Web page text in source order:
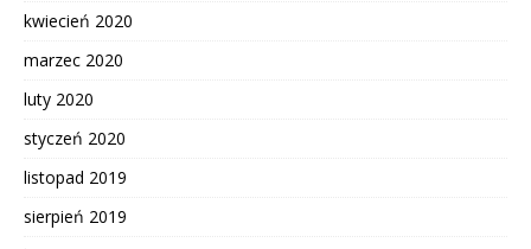
kwiecień 2020
marzec 2020
luty 2020
styczeń 2020
listopad 2019
sierpień 2019